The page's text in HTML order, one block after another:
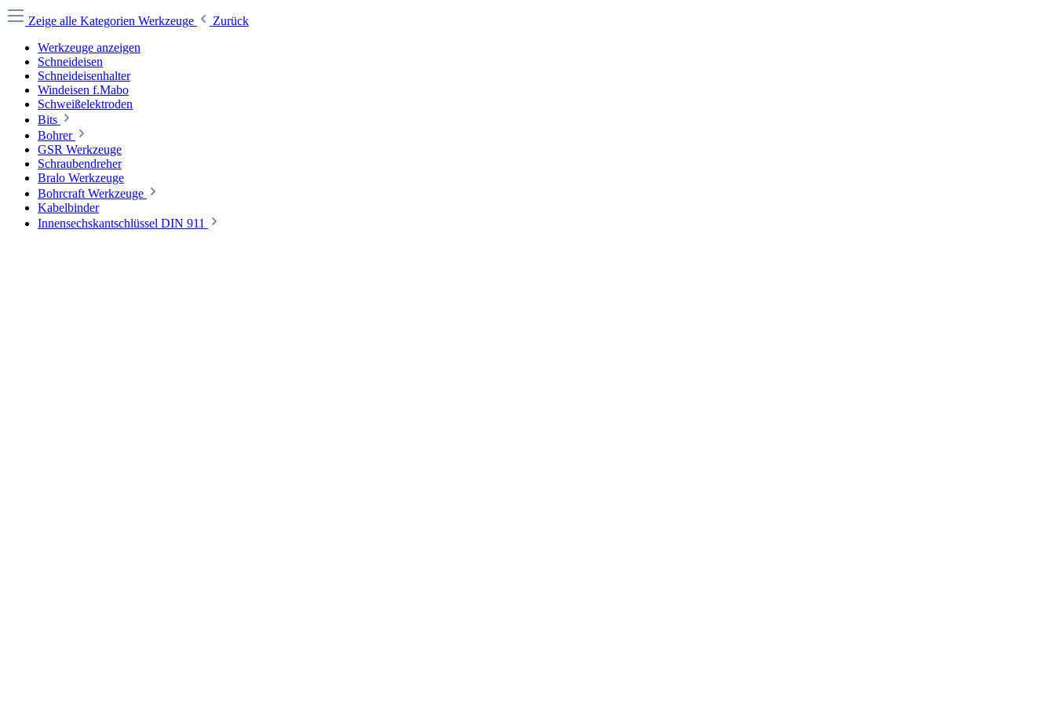
Zeige alle Kategorien Werkzeuge
Zurück
Werkzeuge anzeigen
Schneideisen
Schneideisenhalter
Windeisen f.Mabo
Schweißelektroden
Bits
Bohrer
GSR Werkzeuge
Schraubendreher
Bralo Werkzeuge
Bohrcraft Werkzeuge
Kabelbinder
Innensechskantschlüssel DIN 911